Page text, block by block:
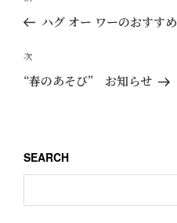
ナ
ビ
ゲ
ン
去
投
稿
ハグ オー ワーのおすすめ
次
の
次
“春のあそび” お知らせ
SEARCH